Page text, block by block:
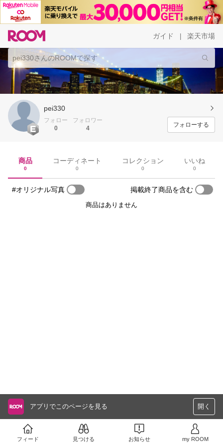
ガイド 楽天市場
pei330
フォロー
0
フォロワー
4
フォローする
商品
0
コーディネート
0
コレクション
0
いいね
0
#オリジナル写真 掲載終了商品を含む
商品はありません
アプリでこのページを見る 開く
フィード 見つける お知らせ my ROOM